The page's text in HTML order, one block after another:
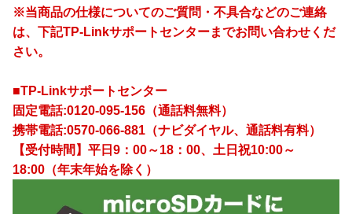
※当商品の仕様についてのご質問・不具合などのご連絡
は、下記TP-Linkサポートセンターまでお問い合わせくだ
さい。
■TP-Linkサポートセンター
固定電話:0120-095-156（通話料無料）
携帯電話:0570-066-881（ナビダイヤル、通話料有料）
【受付時間】平日9：00～18：00、土日祝10:00～
18:00（年末年始を除く）